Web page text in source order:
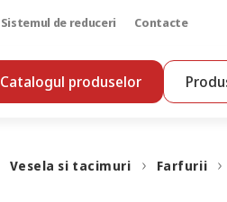
Sistemul de reduceri Contacte
Catalogul produselor
Vesela si tacimuri Farfurii